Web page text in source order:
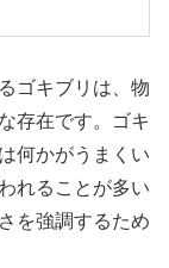
ゴキブリは、物
存在です。ゴキ
何かがうまくい
れることが多い
を強調するため